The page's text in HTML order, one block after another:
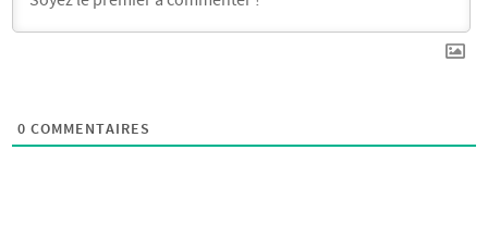
0 COMMENTAIRES